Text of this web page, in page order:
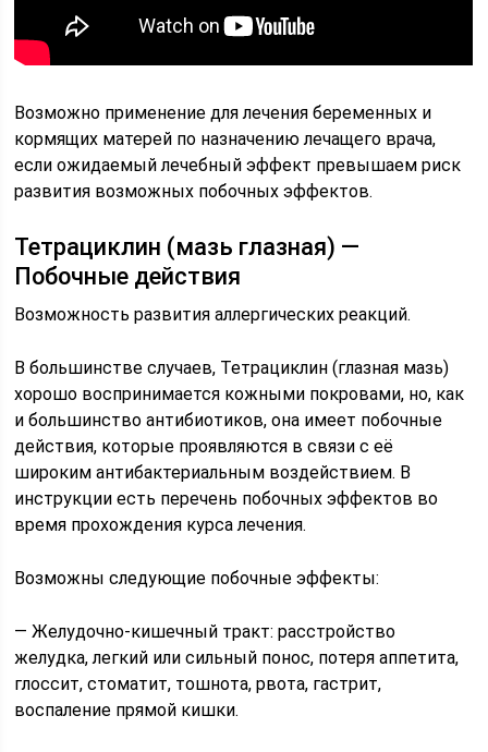
Возможно применение для лечения беременных и
кормящих матерей по назначению лечащего врача,
если ожидаемый лечебный эффект превышаем риск
развития возможных побочных эффектов.
Тетрациклин (мазь глазная) —
Побочные действия
Возможность развития аллергических реакций.
В большинстве случаев, Тетрациклин (глазная мазь)
хорошо воспринимается кожными покровами, но, как
и большинство антибиотиков, она имеет побочные
действия, которые проявляются в связи с её
широким антибактериальным воздействием. В
инструкции есть перечень побочных эффектов во
время прохождения курса лечения.
Возможны следующие побочные эффекты:
— Желудочно-кишечный тракт: расстройство
желудка, легкий или сильный понос, потеря аппетита,
глоссит, стоматит, тошнота, рвота, гастрит,
воспаление прямой кишки.